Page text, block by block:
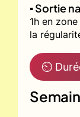
▪️ Sortie
1h en
la
⏲